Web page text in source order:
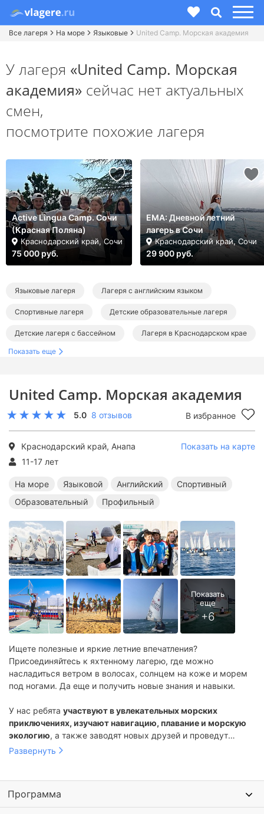
Все лагеря На море Языковые United Camp. Морская академия
United Camp. Морская академия
5.0 8 отзывов В избранное
Краснодарский край, Анапа
Показать на карте
11-17 лет
На море Языковой Английский
Спортивный
Образовательный
Профильный
Ищете полезные и яркие летние впечатления?
Присоединяйтесь к яхтенному лагерю, где можно
насладиться ветром в волосах, солнцем на коже и морем
под ногами. Да еще и получить новые знания и навыки.
У нас ребята участвуют в увлекательных морских
приключениях, изучают навигацию, плавание и морскую
экологию, а также заводят новых друзей и проведут
незабываемое лето на волне эмоций. Поднимите паруса к
Развернуть
Программа
У лагеря «United Camp. Морская
академия» сейчас нет актуальных
смен,
посмотрите похожие лагеря
Active Lingua Camp. Сочи
(Красная Поляна)
Краснодарский край, Сочи
75 000 руб.
ЕМА: Дневной летний
лагерь в Сочи
Краснодарский край, Сочи
29 900 руб.
Языковые лагеря Лагеря с английским языком
Спортивные лагеря Детские образовательные лагеря
Детские лагеря с бассейном Лагеря в Краснодарском крае
Детские лагеря в Анапе
Языковые лагеря в Краснодарском крае
Английские лагеря в Краснодарском крае
Образовательные лагеря в Краснодарском крае
Лагеря с бассейном в Краснодарском крае
Языковые лагеря в Анапе Английские лагеря в Анапе
Спортивные лагеря в Анапе
Образовательные лагеря в Анапе
Лагеря с бассейном в Анапе Языковые лагеря на море
Английские лагеря на море Спортивные лагеря на море
Образовательные лагеря на море
Лагеря с бассейном на море
Показать еще